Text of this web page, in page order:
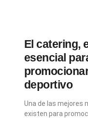
El catering,
esencial
deportivo
Una de las mejores
existen para